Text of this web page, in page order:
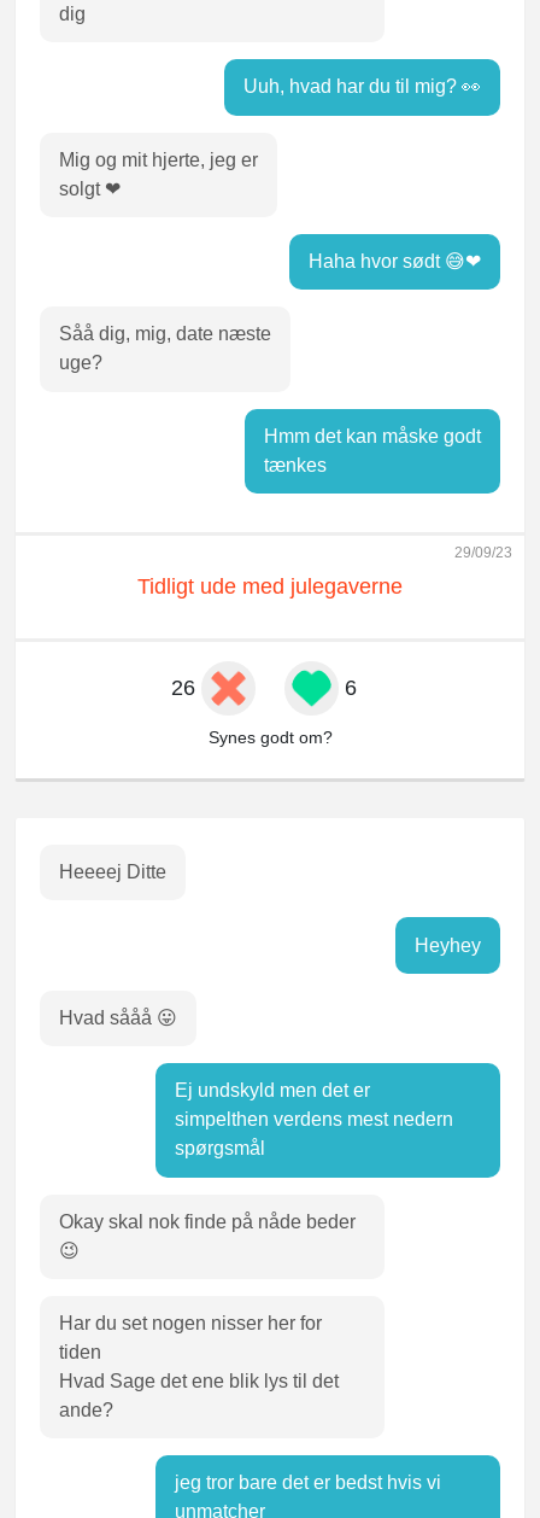
dig
Uuh, hvad har du til mig? 👀
Mig og mit hjerte, jeg er
solgt ❤
Haha hvor sødt 😅❤
Såå dig, mig, date næste
uge?
Hmm det kan måske godt
tænkes
29/09/23
Tidligt ude med julegaverne
26 6
Synes godt om?
Heeeej Ditte
Heyhey
Hvad sååå 😛
Ej undskyld men det er
simpelthen verdens mest nedern
spørgsmål
Okay skal nok finde på nåde beder
😉
Har du set nogen nisser her for
tiden
Hvad Sage det ene blik lys til det
ande?
jeg tror bare det er bedst hvis vi
unmatcher